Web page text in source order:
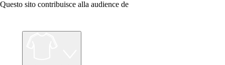
Questo sito contribuisce alla audience de